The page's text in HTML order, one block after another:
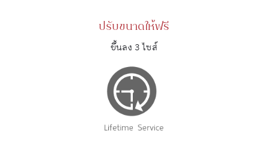
ปรับขนาดให้ฟรี
ขึ้นลง 3 ไซส์